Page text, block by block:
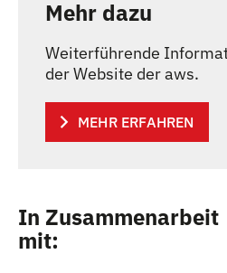
Mehr dazu
Weiterführende
der Website der aws.
MEHR ERFAHREN
In Zusammenarbeit
mit: